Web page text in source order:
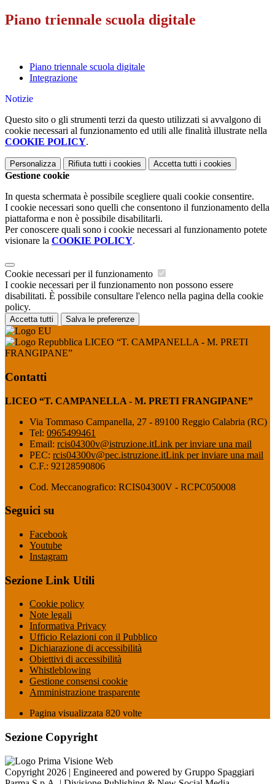
Piano triennale scuola digitale
Piano triennale scuola digitale
Integrazione
Notizie
Questo sito o gli strumenti terzi da questo utilizzati si avvalgono di
cookie necessari al funzionamento ed utili alle finalità illustrate nella
COOKIE POLICY.
Personalizza Rifiuta tutti i cookies Accetta tutti i cookies
Gestione cookie
In questa schermata è possibile scegliere quali cookie consentire.
I cookie necessari sono quelli che consentono il funzionamento della
piattaforma e non è possibile disabilitarli.
Per conoscere quali sono i cookie necessari al funzionamento potete
visionare la COOKIE POLICY.
Cookie necessari per il funzionamento
I cookie necessari per il funzionamento non possono essere
disabilitati. È possibile consultare l'elenco nella pagina della cookie
policy.
Accetta tutti Salva le preferenze
LICEO “T. CAMPANELLA - M. PRETI
FRANGIPANE”
Contatti
LICEO “T. CAMPANELLA - M. PRETI FRANGIPANE”
Via Tommaso Campanella, 27 - 89100 Reggio Calabria (RC)
Tel: 0965499461
Email: rcis04300v@istruzione.itLink per inviare una mail
PEC: rcis04300v@pec.istruzione.itLink per inviare una mail
C.F.: 92128590806
Cod. Meccanografico: RCIS04300V - RCPC050008
Seguici su
Facebook
Youtube
Instagram
Sezione Link Utili
Cookie policy
Note legali
Informativa Privacy
Ufficio Relazioni con il Pubblico
Dichiarazione di accessibilità
Obiettivi di accessibilità
Whistleblowing
Gestione consensi cookie
Amministrazione trasparente
Pagina visualizzata 820 volte
Sezione Copyright
Copyright 2026 | Engineered and powered by Gruppo Spaggiari